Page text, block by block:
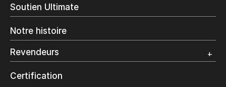
Impression d’étiquettes
Emballage numérique
Grand Format
Soutien Ultimate
Notre histoire
Revendeurs
Trouvez un revendeur
Certification